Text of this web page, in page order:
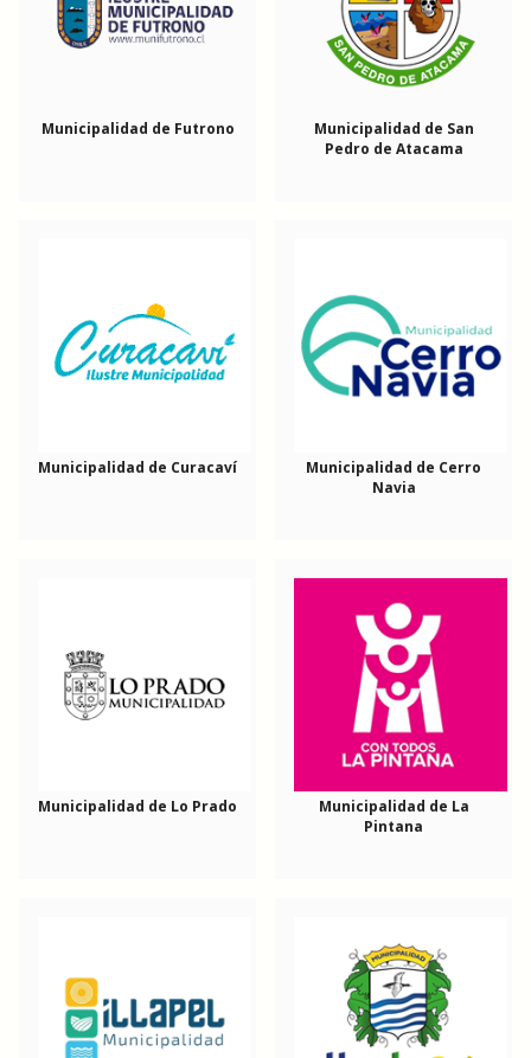
Municipalidad de Futrono
Municipalidad de San
Pedro de Atacama
Municipalidad de Curacaví
Municipalidad de Cerro
Navia
Municipalidad de Lo Prado
Municipalidad de La
Pintana